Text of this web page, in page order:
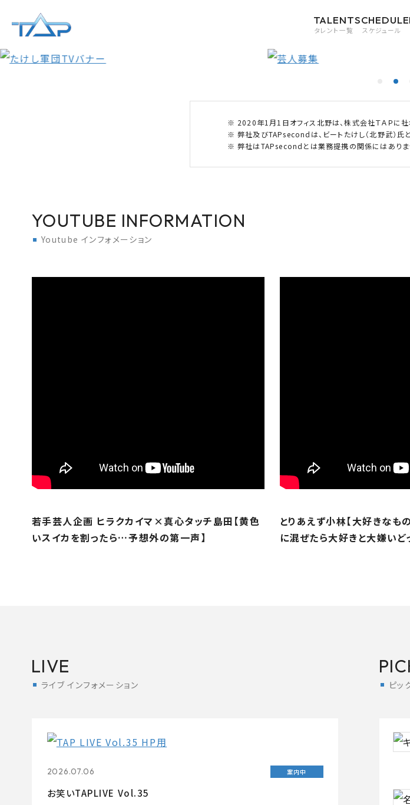
TALENT
タレント一覧
SCHEDULE
スケジュール
2020年1月1日オフィス北野は、株式会社ＴＡＰに社
弊社及びTAPsecondは、ビートたけし（北野武）氏
弊社はTAPsecondとは業務提携の関係にはありま
YOUTUBE INFORMATION
Youtube インフォメーション
若手芸人企画 ヒラクカイマ×真心タッチ島田【黄色
いスイカを割ったら…予想外の第一声】
とりあえず小林【大好きな
に混ぜたら大好きと大嫌いど
LIVE
ライブ インフォメーション
2026.07.06 案内中
お笑いTAPLIVE Vol.35
ピッ